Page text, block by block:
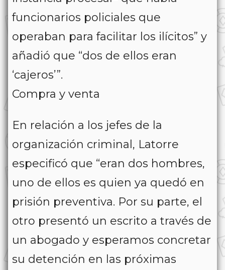
funcionarios policiales que
operaban para facilitar los ilícitos” y
añadió que “dos de ellos eran
‘cajeros’”.
Compra y venta
En relación a los jefes de la
organización criminal, Latorre
especificó que “eran dos hombres,
uno de ellos es quien ya quedó en
prisión preventiva. Por su parte, el
otro presentó un escrito a través de
un abogado y esperamos concretar
su detención en las próximas